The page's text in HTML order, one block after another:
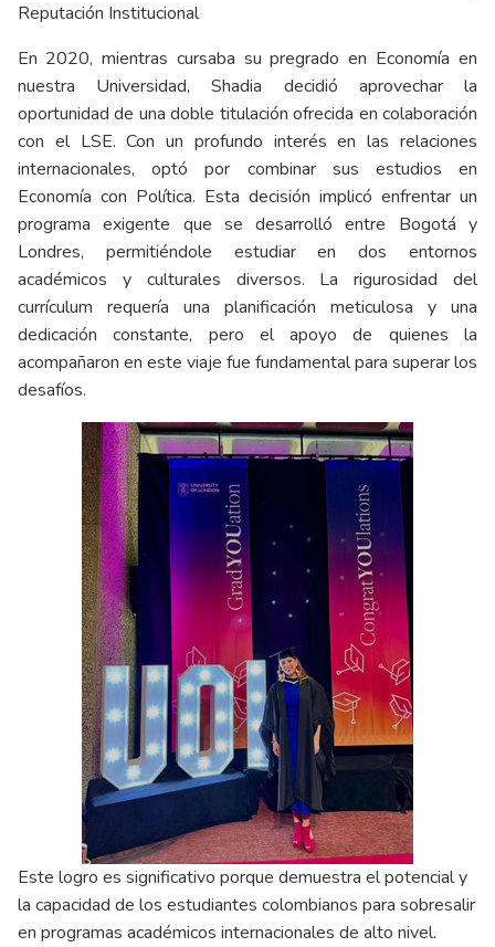
Reputación Institucional
En 2020, mientras cursaba su pregrado en Economía en
nuestra Universidad, Shadia decidió aprovechar la
oportunidad de una doble titulación ofrecida en colaboración
con el LSE. Con un profundo interés en las relaciones
internacionales, optó por combinar sus estudios en
Economía con Política. Esta decisión implicó enfrentar un
programa exigente que se desarrolló entre Bogotá y
Londres, permitiéndole estudiar en dos entornos
académicos y culturales diversos. La rigurosidad del
currículum requería una planificación meticulosa y una
dedicación constante, pero el apoyo de quienes la
acompañaron en este viaje fue fundamental para superar los
desafíos.
Este logro es significativo porque demuestra el potencial y
la capacidad de los estudiantes colombianos para sobresalir
en programas académicos internacionales de alto nivel.